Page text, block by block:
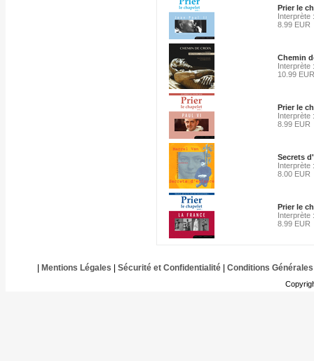
Prier le
Interprète
8.99 EUR
Chemin
Interprète
10.99 EUR
Prier le
Interprète
8.99 EUR
Secrets
Interprète
8.00 EUR
Prier le
Interprète
8.99 EUR
Mentions Légales Sécurité et Confidentialité| Conditions Générales